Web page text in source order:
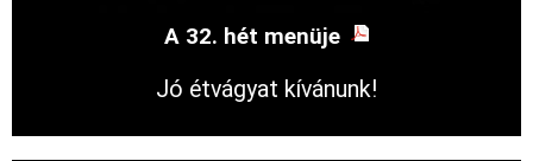
A 32. hét menüje
Jó étvágyat kívánunk!